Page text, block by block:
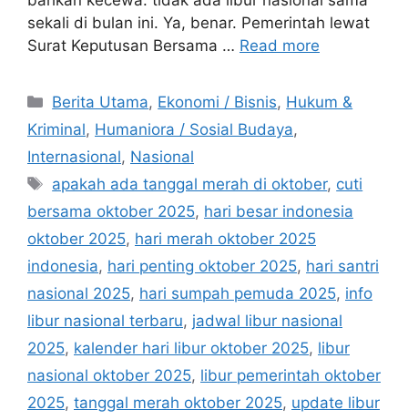
sekali di bulan ini. Ya, benar. Pemerintah lewat
Surat Keputusan Bersama … Read more
C
a
e
g
o
r
i
s
Berita Utama, Ekonomi / Bisnis, Hukum &
Kriminal, Humaniora / Sosial Budaya,
Internasional, Nasional
T
a
s
apakah ada tanggal merah di oktober, cuti
bersama oktober 2025, hari besar indonesia
oktober 2025, hari merah oktober 2025
indonesia, hari penting oktober 2025, hari santri
nasional 2025, hari sumpah pemuda 2025, info
libur nasional terbaru, jadwal libur nasional
2025, kalender hari libur oktober 2025, libur
nasional oktober 2025, libur pemerintah oktober
2025, tanggal merah oktober 2025, update libur